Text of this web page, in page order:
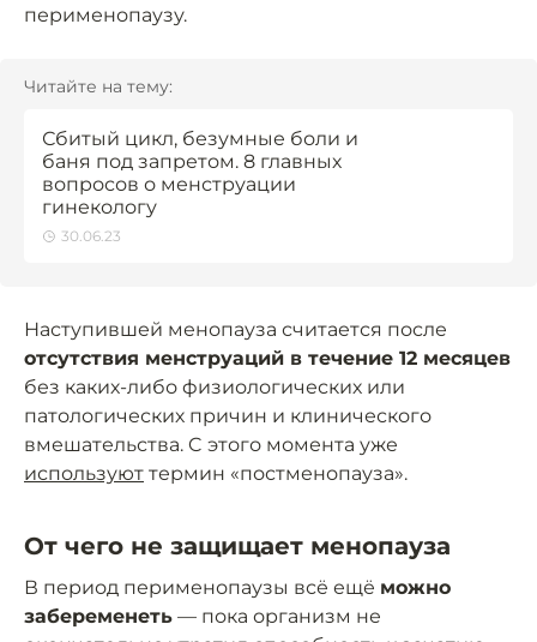
перименопаузу.
Читайте на тему:
Сбитый цикл, безумные боли и
баня под запретом. 8 главных
вопросов о менструации
гинекологу
30.06.23
Наступившей менопауза считается после
отсутствия менструаций в течение 12 месяцев
без каких-либо физиологических или
патологических причин и клинического
вмешательства. C этого момента уже
используют термин «постменопауза».
От чего не защищает менопауза
В период перименопаузы всё ещё можно
забеременеть — пока организм не